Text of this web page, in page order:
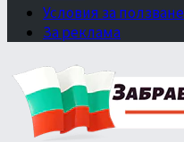
Условия за ползване
За реклама